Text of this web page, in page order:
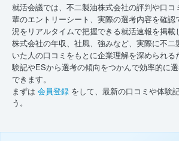
就活会議では、不二製油株式会社の評判や口
輩のエントリーシート、実際の選考内容を確認
況をリアルタイムで把握できる就活速報を掲載
株式会社の年収、社風、強みなど、実際に不二
いた人の口コミをもとに企業理解を深められ
験記やESから選考の傾向をつかんで効率的に
できます。
まずは 会員登録 をして、最新の口コミや体験
う。